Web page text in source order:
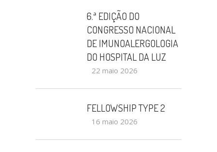
6.ª EDIÇÃO DO
CONGRESSO NACIONAL
DE IMUNOALERGOLOGIA
DO HOSPITAL DA LUZ
22 maio 2026
FELLOWSHIP TYPE 2
16 maio 2026